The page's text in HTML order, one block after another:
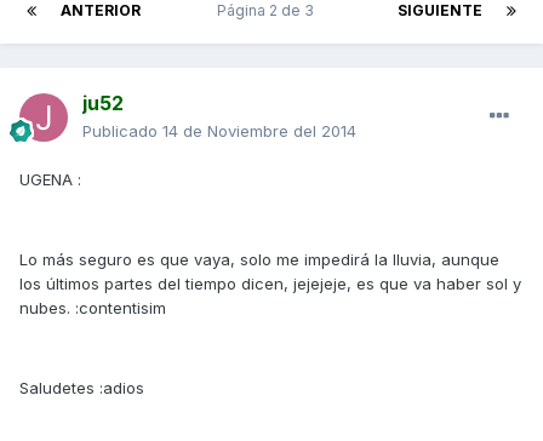
ANTERIOR SIGUIENTE
Página 2 de 3
ju52
Publicado 14 de Noviembre del 2014
UGENA :
Lo más seguro es que vaya, solo me impedirá la lluvia, aunque
los últimos partes del tiempo dicen, jejejeje, es que va haber sol y
nubes. :contentisim
Saludetes :adios